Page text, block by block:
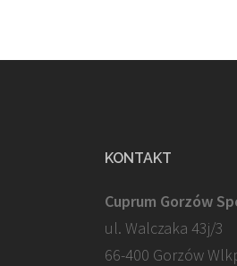
KONTAKT
Cuprum Gorzów
ul. Walczaka 43j/3
66-400 Gorzów